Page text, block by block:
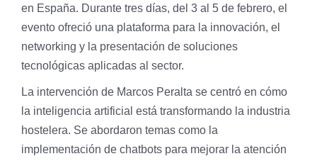
en España. Durante tres días, del 3 al 5 de febrero, el
evento ofreció una plataforma para la innovación, el
networking y la presentación de soluciones
tecnológicas aplicadas al sector.
La intervención de Marcos Peralta se centró en cómo
la inteligencia artificial está transformando la industria
hostelera. Se abordaron temas como la
implementación de chatbots para mejorar la atención